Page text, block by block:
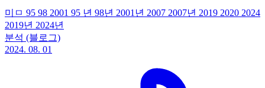
미ㅁ 95 98 2001 95 년 98년 2001년 2007 2007년 2019 2020 2024
2019년 2024년
분석 (블로그)
2024. 08. 01